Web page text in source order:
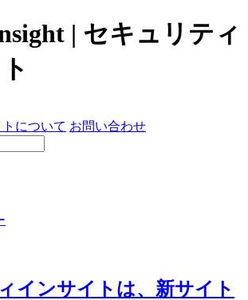
| セキュリティ
について お問い合わせ
インサイトは、新サイト